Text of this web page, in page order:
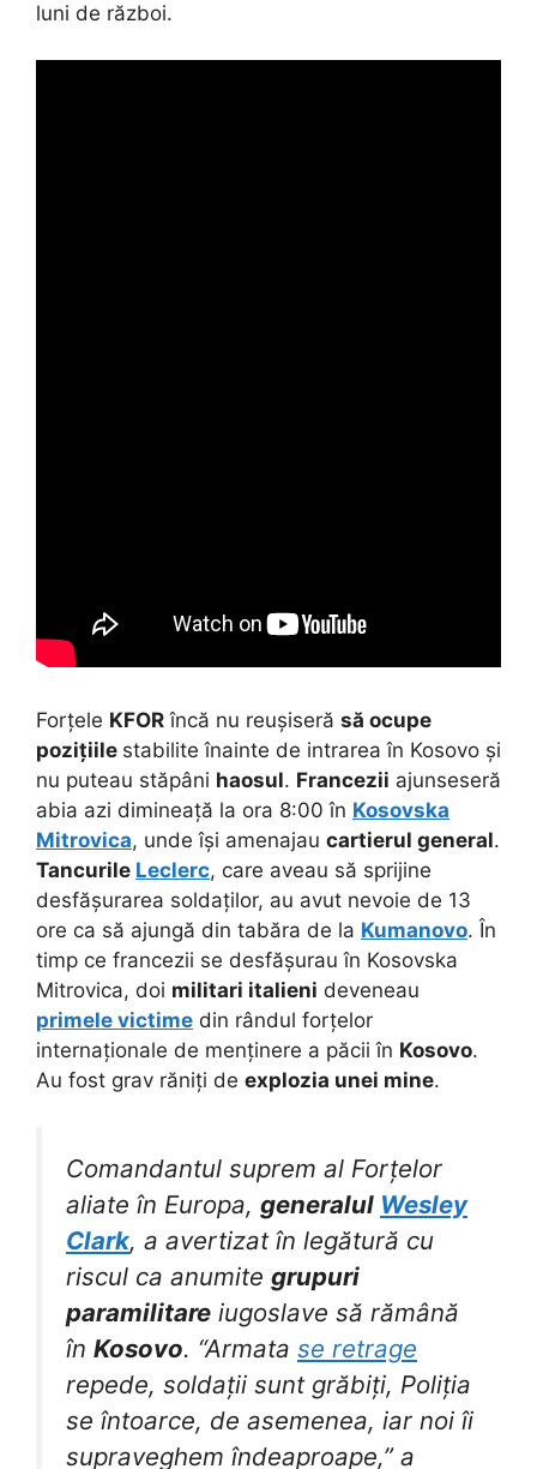
luni de război.
Forțele KFOR încă nu reușiseră să ocupe
pozițiile stabilite înainte de intrarea în Kosovo și
nu puteau stăpâni haosul. Francezii ajunseseră
abia azi dimineață la ora 8:00 în Kosovska
Mitrovica, unde își amenajau cartierul general.
Tancurile Leclerc, care aveau să sprijine
desfășurarea soldaților, au avut nevoie de 13
ore ca să ajungă din tabăra de la Kumanovo. În
timp ce francezii se desfășurau în Kosovska
Mitrovica, doi militari italieni deveneau
primele victime din rândul forțelor
internaționale de menținere a păcii în Kosovo.
Au fost grav răniți de explozia unei mine.
Comandantul suprem al Forțelor
aliate în Europa, generalul Wesley
Clark, a avertizat în legătură cu
riscul ca anumite grupuri
paramilitare iugoslave să rămână
în Kosovo. “Armata se retrage
repede, soldații sunt grăbiți, Poliția
se întoarce, de asemenea, iar noi îi
supraveghem îndeaproape,” a